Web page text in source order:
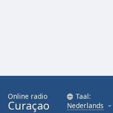
Online radio
Curaçao
Taal:
Nederlands